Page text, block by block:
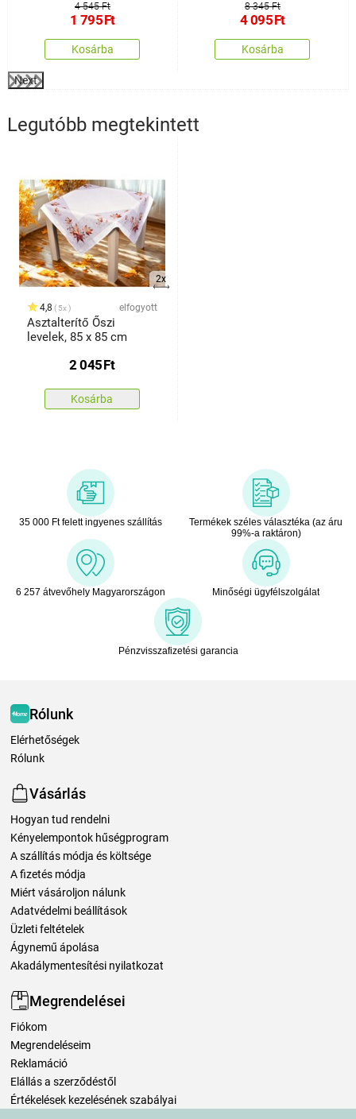
4 545 Ft
1 795Ft
Kosárba
8 345 Ft
4 095Ft
Kosárba
Next
Legutóbb megtekintett
2x
4,8 5x elfogyott
Asztalterítő Őszi
levelek, 85 x 85 cm
2 045Ft
Kosárba
35 000 Ft felett ingyenes szállítás
Termékek széles választéka (az áru
99%-a raktáron)
6 257 átvevőhely Magyarországon Minőségi ügyfélszolgálat
Pénzvisszafizetési garancia
Rólunk
Elérhetőségek
Rólunk
Vásárlás
Hogyan tud rendelni
Kényelempontok hűségprogram
A szállítás módja és költsége
A fizetés módja
Miért vásároljon nálunk
Adatvédelmi beállítások
Üzleti feltételek
Ágynemű ápolása
Akadálymentesítési nyilatkozat
Megrendelései
Fiókom
Megrendeléseim
Reklamáció
Elállás a szerződéstől
Értékelések kezelésének szabályai